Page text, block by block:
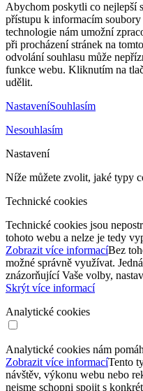
Abychom poskytli co nejlepší
přístupu k informacím
technologie nám umožní
při procházení stránek na
odvolání souhlasu může
funkce webu. Kliknutím na
udělit.
NastaveníSouhlasím
Nesouhlasím
Nastavení
Níže můžete zvolit, jaké typy
Technické cookies
Technické cookies jsou
tohoto webu a nelze je tedy
Zobrazit více informacíBez
možné správně využívat.
znázorňující Vaše volby,
Skrýt více informací
Analytické cookies
Analytické cookies nám
Zobrazit více informacíTento
návštěv, výkonu webu nebo
nejsme schopni spojit s